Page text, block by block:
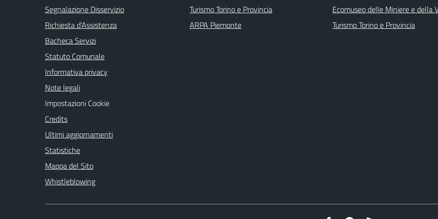
Segnalazione Disservizio
Richiesta d'Assistenza
Bacheca Servizi
Statuto Comunale
Informativa privacy
Note legali
Impostazioni Cookie
Credits
Ultimi aggiornamenti
Statistiche
Mappa del Sito
Whistleblowing
Turismo Torino e Provincia
ARPA Piemonte
Ecomuseo delle Miniere e della
Turismo Torino e Provincia